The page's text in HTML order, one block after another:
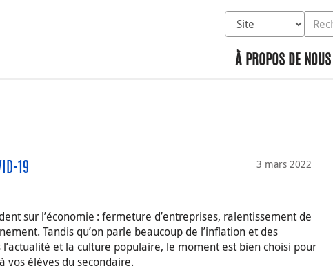
Sélectionnez la
Rechercher dans le
À PROPOS DE NOUS
3 mars 2022
19
sur l’économie : fermeture d’entreprises, ralentissement de
Tandis qu’on parle beaucoup de l’inflation et des
et la culture populaire, le moment est bien choisi pour
vos élèves du secondaire.